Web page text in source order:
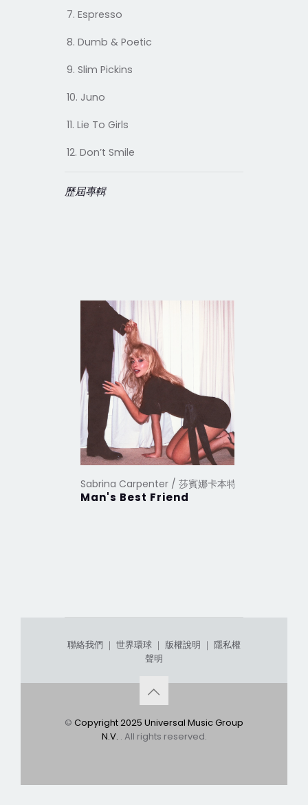
7. Espresso
8. Dumb & Poetic
9. Slim Pickins
10. Juno
11. Lie To Girls
12. Don’t Smile
歷屆專輯
Sabrina Carpenter / 莎賓娜卡本特
Man's Best Friend
聯絡我們 ｜ 世界環球 ｜ 版權說明 ｜ 隱私權
聲明
© Copyright 2025 Universal Music Group
N.V. . All rights reserved.